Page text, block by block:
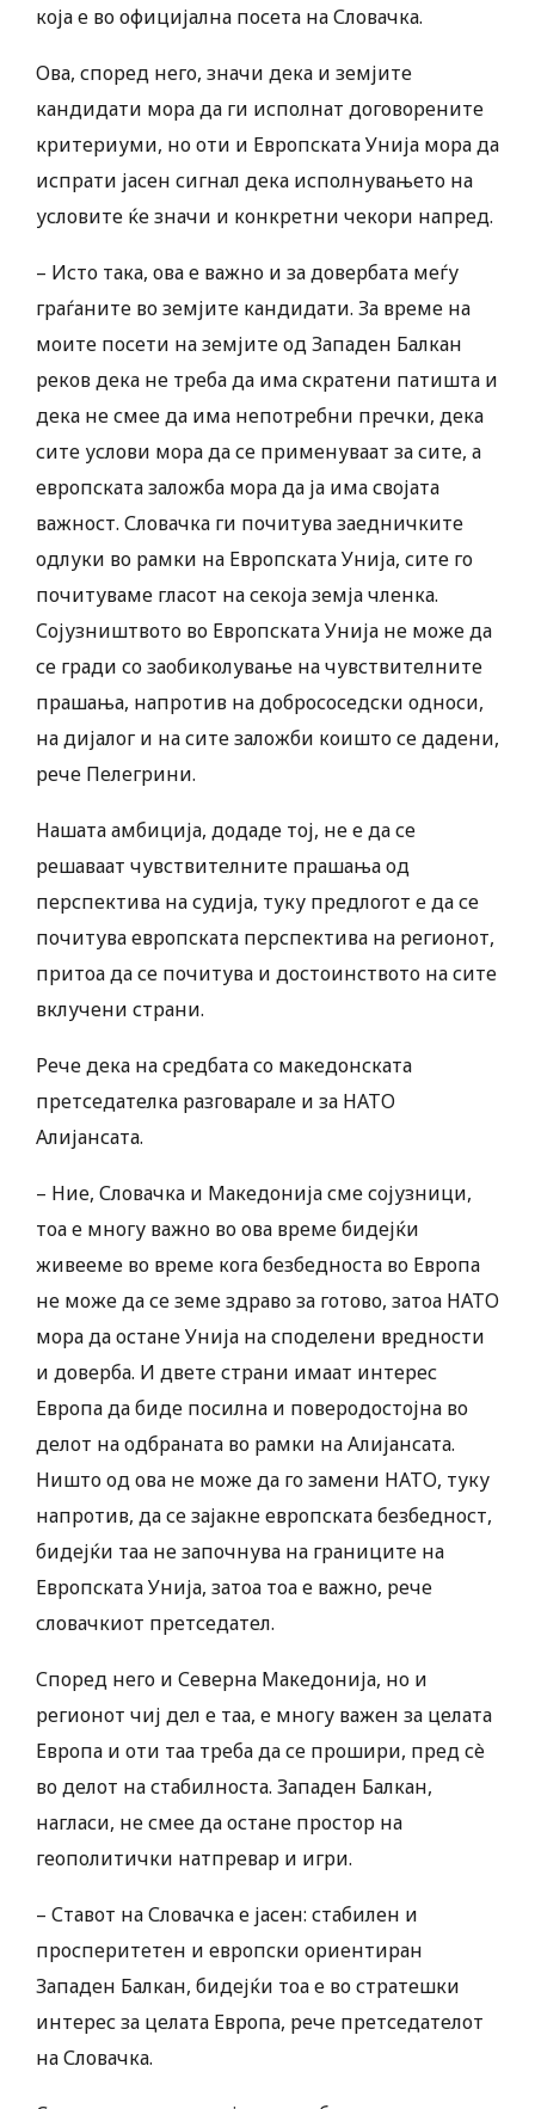
која е во официјална посета на Словачка.
Ова, според него, значи дека и земјите
кандидати мора да ги исполнат договорените
критериуми, но оти и Европската Унија мора да
испрати јасен сигнал дека исполнувањето на
условите ќе значи и конкретни чекори напред.
– Исто така, ова е важно и за довербата меѓу
граѓаните во земјите кандидати. За време на
моите посети на земјите од Западен Балкан
реков дека не треба да има скратени патишта и
дека не смее да има непотребни пречки, дека
сите услови мора да се применуваат за сите, а
европската заложба мора да ја има својата
важност. Словачка ги почитува заедничките
одлуки во рамки на Европската Унија, сите го
почитуваме гласот на секоја земја членка.
Сојузништвото во Европската Унија не може да
се гради со заобиколување на чувствителните
прашања, напротив на добрососедски односи,
на дијалог и на сите заложби коишто се дадени,
рече Пелегрини.
Нашата амбиција, додаде тој, не е да се
решаваат чувствителните прашања од
перспектива на судија, туку предлогот е да се
почитува европската перспектива на регионот,
притоа да се почитува и достоинството на сите
вклучени страни.
Рече дека на средбата со македонската
претседателка разговарале и за НАТО
Алијансата.
– Ние, Словачка и Македонија сме сојузници,
тоа е многу важно во ова време бидејќи
живееме во време кога безбедноста во Европа
не може да се земе здраво за готово, затоа НАТО
мора да остане Унија на споделени вредности
и доверба. И двете страни имаат интерес
Европа да биде посилна и поверодостојна во
делот на одбраната во рамки на Алијансата.
Ништо од ова не може да го замени НАТО, туку
напротив, да се зајакне европската безбедност,
бидејќи таа не започнува на границите на
Европската Унија, затоа тоа е важно, рече
словачкиот претседател.
Според него и Северна Македонија, но и
регионот чиј дел е таа, е многу важен за целата
Европа и оти таа треба да се прошири, пред сè
во делот на стабилноста. Западен Балкан,
нагласи, не смее да остане простор на
геополитички натпревар и игри.
– Ставот на Словачка е јасен: стабилен и
просперитетен и европски ориентиран
Западен Балкан, бидејќи тоа е во стратешки
интерес за целата Европа, рече претседателот
на Словачка.